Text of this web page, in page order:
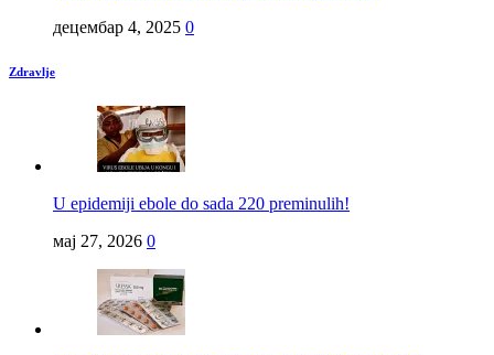
децембар 4, 2025 0
Zdravlje
U epidemiji ebole do sada 220 preminulih!
мај 27, 2026 0